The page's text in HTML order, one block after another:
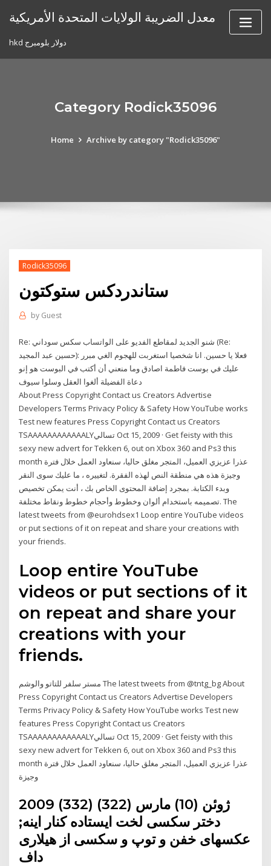
معدل الضريبة الولايات المتحدة الأمريكية
hkd دولار بلومبرج
Category Rodick35096
Home Archive by category "Rodick35096"
Rodick35096
ستاندردكس ستوكتون
by Guest
Re: شنو الجديد لمقاطع الفديو على الواتساب سكس سوداني (Re:
حسين عبد المجيد): فعلا يا حسين. انا شخصيا استغربت للهجوم الغي مبرر
عليك في بوست فاطمة اصادق وما منعني أن أكتب في البوست هو إنو
دعاة الفضيلة ألغوا العقل وسلوا سيوف
About Press Copyright Contact us Creators Advertise
Developers Terms Privacy Policy & Safety How YouTube works
Test new features Press Copyright Contact us Creators
TSAAAAAAAAAAAALYتسالي Oct 15, 2009 · Get feisty with this
sexy new advert for Tekken 6, out on Xbox 360 and Ps3 this
month عذرا عزيزي العميل، المتجر مغلق حاليا، سنعاود العمل خلال فترة
وجيزة هذه هي منطقة النص لهذه الفقرة. لتغييره ، ما عليك سوى النقر
وبدء الكتابة. بمجرد إضافة المحتوى الخاص بك ، أنت يمكن تخصيص
تصميمه باستخدام ألوان وخطوط وأحجام خطوط ونقاط مختلفة. The
latest tweets from @eurohdsex1 Loop entire YouTube videos
or put sections of it on repeat and share your creations with
your friends.
Loop entire YouTube
videos or put sections of it
on repeat and share your
creations with your
friends.
مستر سلفر للتاتو والوشم The latest tweets from @tntg_bg About
Press Copyright Contact us Creators Advertise Developers
Terms Privacy Policy & Safety How YouTube works Test new
features Press Copyright Contact us Creators
TSAAAAAAAAAAAALYتسالي Oct 15, 2009 · Get feisty with this
sexy new advert for Tekken 6, out on Xbox 360 and Ps3 this
month عذرا عزيزي العميل، المتجر مغلق حاليا، سنعاود العمل خلال فترة
وجيزة
2009 (332) ژوئن (10) مارس (322)
دختر سکسی لخت ایستاده کنار اینه;
عکسهای خفن و توپ و سکسی از هیلاری
داف